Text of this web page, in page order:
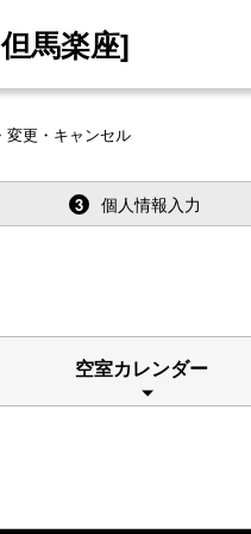
馬楽座]
変更・キャンセル
3 個人情報入力
空室カレンダー